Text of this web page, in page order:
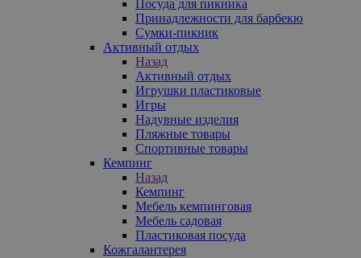
Посуда для пикника
Принадлежности для барбекю
Сумки-пикник
Активный отдых
Назад
Активный отдых
Игрушки пластиковые
Игры
Надувные изделия
Пляжные товары
Спортивные товары
Кемпинг
Назад
Кемпинг
Мебель кемпинговая
Мебель садовая
Пластиковая посуда
Кожгалантерея